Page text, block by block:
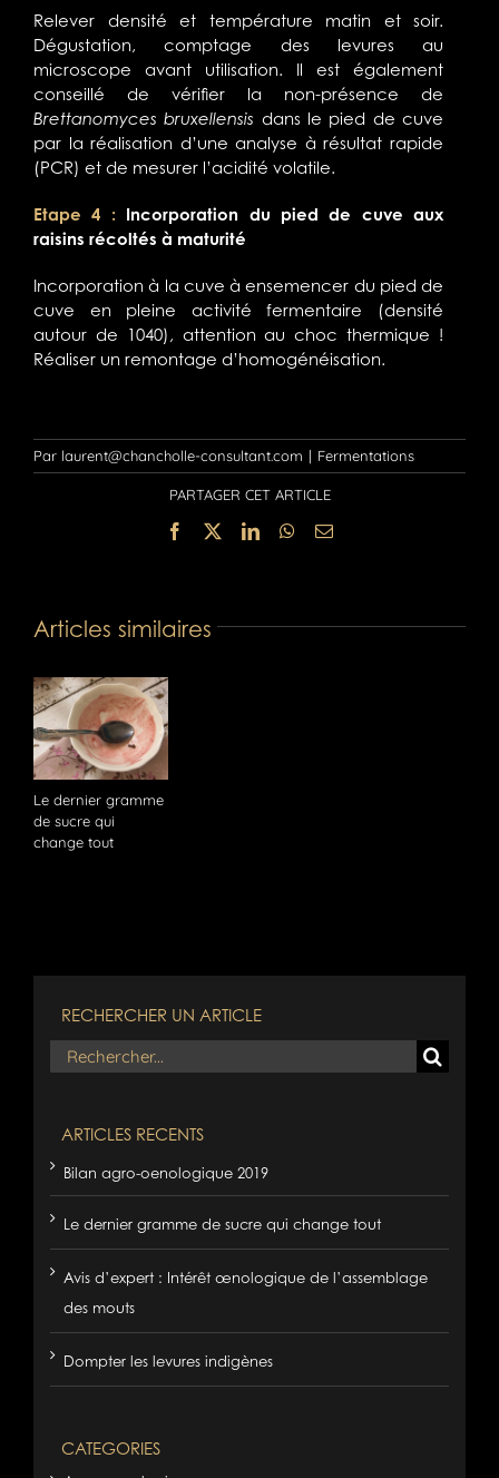
Relever densité et température matin et soir.
Dégustation, comptage des levures au
microscope avant utilisation. Il est également
conseillé de vérifier la non-présence de
Brettanomyces bruxellensis dans le pied de cuve
par la réalisation d’une analyse à résultat rapide
(PCR) et de mesurer l’acidité volatile.
Etape 4 : Incorporation du pied de cuve aux
raisins récoltés à maturité
Incorporation à la cuve à ensemencer du pied de
cuve en pleine activité fermentaire (densité
autour de 1040), attention au choc thermique !
Réaliser un remontage d’homogénéisation.
Par laurent@chancholle-consultant.com | Fermentations
PARTAGER CET ARTICLE
Facebook
X LinkedInWhatsApp
Email
Articles similaires
Le dernier gramme
de sucre qui
change tout
RECHERCHER UN ARTICLE
Rechercher:
ARTICLES RECENTS
Bilan agro-oenologique 2019
Le dernier gramme de sucre qui change tout
Avis d’expert : Intérêt œnologique de l’assemblage
des mouts
Dompter les levures indigènes
CATEGORIES